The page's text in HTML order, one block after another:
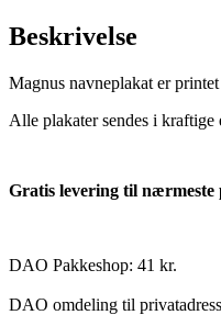
Beskrivelse
Magnus navneplakat er
Alle plakater sendes i kraftige
Gratis levering til nærmeste
DAO Pakkeshop: 41 kr.
DAO omdeling til